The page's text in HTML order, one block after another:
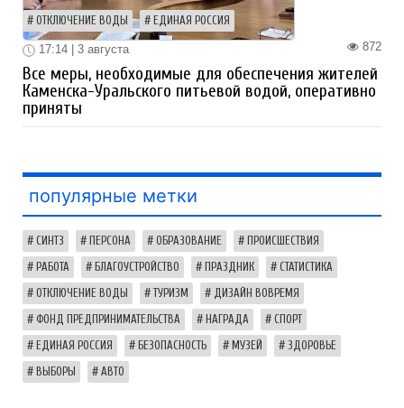
ОТКЛЮЧЕНИЕ ВОДЫ ЕДИНАЯ РОССИЯ
872
17:14 | 3 августа
Все меры, необходимые для обеспечения жителей
Каменска-Уральского питьевой водой, оперативно
приняты
популярные метки
СИНТЗ ПЕРСОНА ОБРАЗОВАНИЕ ПРОИСШЕСТВИЯ
РАБОТА БЛАГОУСТРОЙСТВО ПРАЗДНИК СТАТИСТИКА
ОТКЛЮЧЕНИЕ ВОДЫ ТУРИЗМ ДИЗАЙН ВОВРЕМЯ
ФОНД ПРЕДПРИНИМАТЕЛЬСТВА НАГРАДА СПОРТ
ЕДИНАЯ РОССИЯ БЕЗОПАСНОСТЬ МУЗЕЙ ЗДОРОВЬЕ
ВЫБОРЫ АВТО